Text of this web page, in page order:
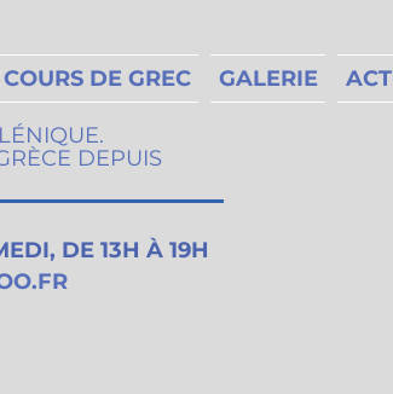
COURS DE GREC GALERIE
DEPUIS
DE 13H À 19H